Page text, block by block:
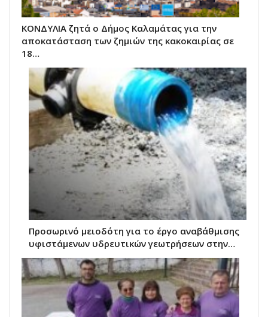
ΚΟΝΔΥΛΙΑ ζητά ο Δήμος Καλαμάτας για την
αποκατάσταση των ζημιών της κακοκαιρίας σε
18…
Προσωρινό μειοδότη για το έργο αναβάθμισης
υφιστάμενων υδρευτικών γεωτρήσεων στην…